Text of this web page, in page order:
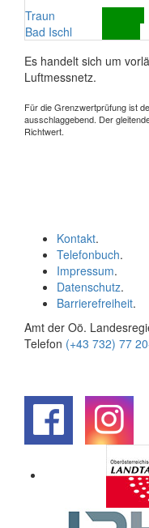
Traun
Bad Ischl
Es handelt sich um
Luftmessnetz.
Für die Grenzwertprüfung ist
ausschlaggebend. Der
Richtwert.
Kontakt.
Telefonbuch.
Impressum.
Datenschutz.
Barrierefreiheit.
Amt der Oö.
Telefon (+43 732) 77